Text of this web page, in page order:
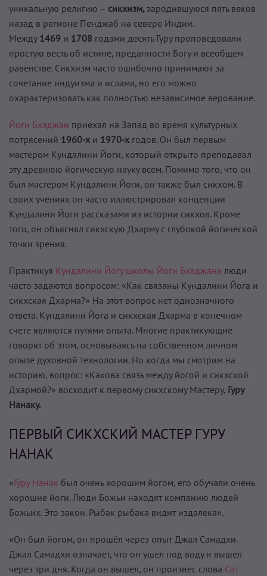
уникальную религию – сикхизм, зародившуюся пять веков
назад в регионе Пенджаб на севере Индии.
Между 1469 и 1708 годами десять Гуру проповедовали
простую весть об истине, преданности Богу и всеобщем
равенстве. Сикхизм часто ошибочно принимают за
сочетание индуизма и ислама, но его можно
охарактеризовать как полностью независимое верование.
Йоги Бхаджан приехал на Запад во время культурных
потрясений 1960-х и 1970-х годов. Он был первым
мастером Кундалини Йоги, который открыто преподавал
эту древнюю йогическую науку всем. Помимо того, что он
был мастером Кундалини Йоги, он также был сикхом. В
своих учениях он часто иллюстрировал концепции
Кундалини Йоги рассказами из истории сикхов. Кроме
того, он объяснял сикхскую Дхарму с глубокой йогической
точки зрения.
Практикуя Кундалини Йогу школы Йоги Бхаджана люди
часто задаются вопросом: «Как связаны Кундалини Йога и
сикхская Дхарма?» На этот вопрос нет однозначного
ответа. Кундалини Йога и сикхская Дхарма в конечном
счете являются путями опыта. Многие практикующие
говорят об этом, основываясь на собственном личном
опыте духовной технологии. Но когда мы смотрим на
историю, вопрос: «Какова связь между йогой и сикхской
Дхармой?» восходит к первому сикхскому Мастеру, Гуру
Нанаку.
ПЕРВЫЙ СИКХСКИЙ МАСТЕР ГУРУ
НАНАК
«Гуру Нанак был очень хорошим йогом, его обучали очень
хорошие йоги. Люди Божьи находят компанию людей
Божьих. Это закон. Рыбак рыбака видит издалека».
«Он был йогом, он прошёл через опыт Джал Самадхи.
Джал Самадхи означает, что он ушел под воду и вышел
через три дня. Когда он вышел, он произнес слова Сат